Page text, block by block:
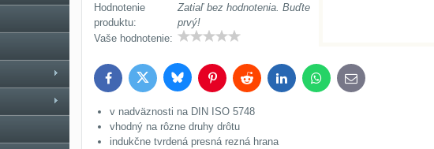
Hodnotenie
produktu:
Zatiaľ bez hodnotenia. Buďte
prvý!
Vaše hodnotenie:
FacebookTwitter BlueskyPinterestReddit LinkedInWhatsApp
E-
mail
v nadväznosti na DIN ISO 5748
vhodný na rôzne druhy drôtu
indukčne tvrdená presná rezná hrana